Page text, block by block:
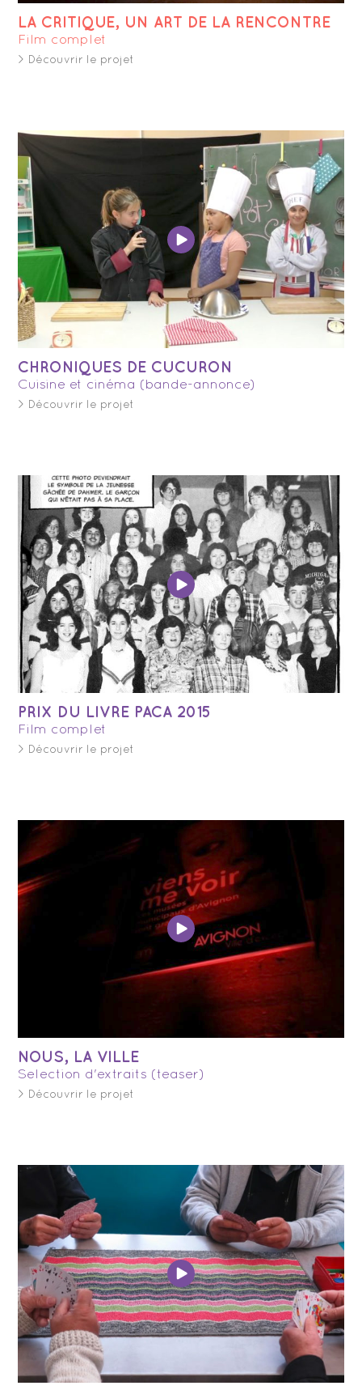
LA CRITIQUE, UN ART DE LA RENCONTRE
Film complet
> Découvrir le projet
CHRONIQUES DE CUCURON
Cuisine et cinéma (bande-annonce)
> Découvrir le projet
PRIX DU LIVRE PACA 2015
Film complet
> Découvrir le projet
NOUS, LA VILLE
Selection d'extraits (teaser)
> Découvrir le projet